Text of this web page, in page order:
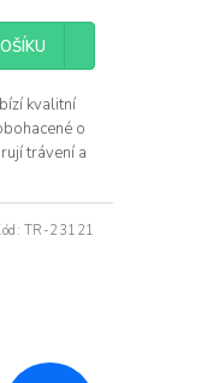
kvalitní
o
trávení a
TR-23121